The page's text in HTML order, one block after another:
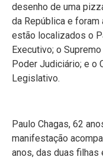
desenho de uma
da República e
estão localizados o
Executivo; o
Poder Judiciário; e o
Legislativo.
Paulo Chagas, 62
manifestação
anos, das duas filhas